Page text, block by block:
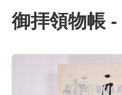
御拝領物帳 -